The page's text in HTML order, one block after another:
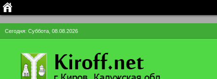
Сегодня: Суббота, 08.08.2026